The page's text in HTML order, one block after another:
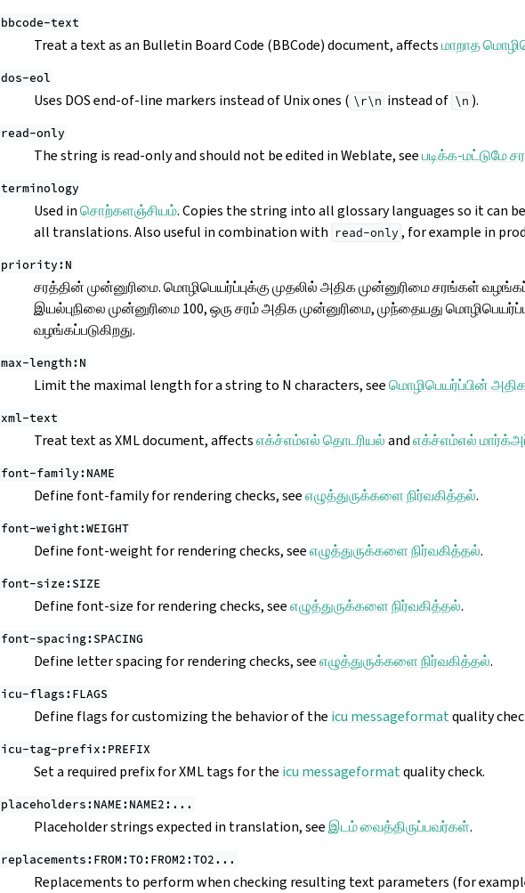
bbcode-text
Treat a text as an Bulletin Board Code (BBCode) document, affectsமாறாத
dos-eol
Uses DOS end-of-line markers instead of Unix ones ( \r\n instead of \n ).
read-only
The string is read-only and should not be edited in Weblate, seeபடிக்க-மட்டுமே
terminology
Used inசொற்களஞ்சியம். Copies the string into all glossary languages so it can
all translations. Also useful in combination with read-only , for example in
priority:N
சரத்தின் முன்னுரிமை. மொழிபெயர்ப்புக்கு முதலில் அதிக முன்னுரிமை சரங்கள்
இயல்புநிலை முன்னுரிமை 100, ஒரு சரம் அதிக முன்னுரிமை, முந்தையது
வழங்கப்படுகிறது.
max-length:N
Limit the maximal length for a string to N characters, seeமொழிபெயர்ப்பின்
xml-text
Treat text as XML document, affectsஎக்ச்எம்எல் தொடரியல்andஎக்ச்எம்எல்
font-family:NAME
Define font-family for rendering checks, seeஎழுத்துருக்களை நிர்வகித்தல்.
font-weight:WEIGHT
Define font-weight for rendering checks, seeஎழுத்துருக்களை நிர்வகித்தல்.
font-size:SIZE
Define font-size for rendering checks, seeஎழுத்துருக்களை நிர்வகித்தல்.
font-spacing:SPACING
Define letter spacing for rendering checks, seeஎழுத்துருக்களை நிர்வகித்தல்.
icu-flags:FLAGS
Define flags for customizing the behavior of the icu messageformatquality
icu-tag-prefix:PREFIX
Set a required prefix for XML tags for the icu messageformatquality check.
placeholders:NAME:NAME2:...
Placeholder strings expected in translation, seeஇடம் வைத்திருப்பவர்கள்.
replacements:FROM:TO:FROM2:TO2...
Replacements to perform when checking resulting text parameters (for